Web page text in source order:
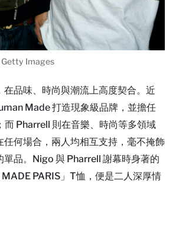
Images
在品味、時尚與潮流上高度契合。近
Made 打造現象級品牌，並擔任
而 Pharrell 則在音樂、時尚等多領域
任何場合，兩人均相互支持，毫不掩飾
單品。Nigo 與 Pharrell 謝幕時身著的
PARIS」T恤，便是二人深厚情